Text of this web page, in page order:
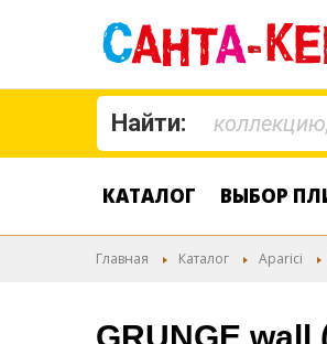
Найти:
КАТАЛОГ ВЫБОР
Главная Каталог Aparici